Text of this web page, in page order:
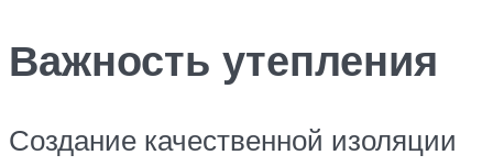
Важность утепления
Создание качественной изоляции